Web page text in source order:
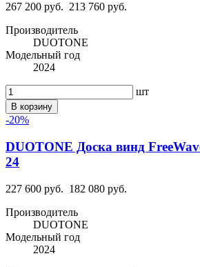
267 200 руб. 213 760 руб.
Производитель
DUOTONE
Модельный год
2024
шт
В корзину
-20%
DUOTONE Доска винд
24
227 600 руб. 182 080 руб.
Производитель
DUOTONE
Модельный год
2024